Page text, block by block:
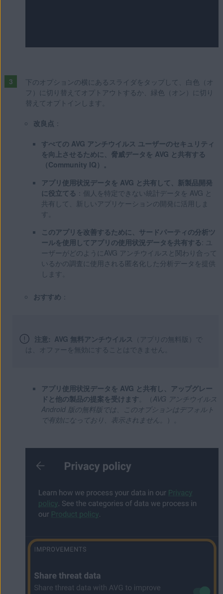
下のオプションの横にあるスライダをタップして、白色（オ
フ）に切り替えてオプトアウトするか、緑色（オン）に切り
替えてオプトインします。
改良点 ：
すべての AVG アンチウイルス ユーザーのセキュリティ
を向上させるために、脅威データを AVG と共有する
（Community IQ）。
アプリ使用状況データを AVG と共有して、新製品開発
に役立てる ：個人を特定できない統計データを AVG と
共有して、新しいアプリケーションの開発に活用しま
す。
このアプリを改善するために、サードパーティの分析ツ
ールを使用してアプリの使用状況データを共有する: ユ
ーザーがどのようにAVG アンチウイルスと関わり合って
いるかの調査に使用される匿名化した分析データを提供
します。
おすすめ ：
注意: AVG 無料アンチウイルス （アプリの無料版）で
は、オファーを無効にすることはできません。
アプリ使用状況データを AVG と共有し、アップグレー
ドと他の製品の提案を受けます 。（ AVG アンチウイルス
Android 版の無料版では、このオプションはデフォルト
で有効になっており、表示されません。
）。